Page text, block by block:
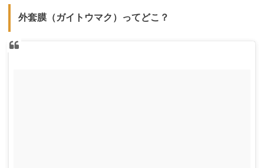
外套膜（ガイトウマク）ってどこ？